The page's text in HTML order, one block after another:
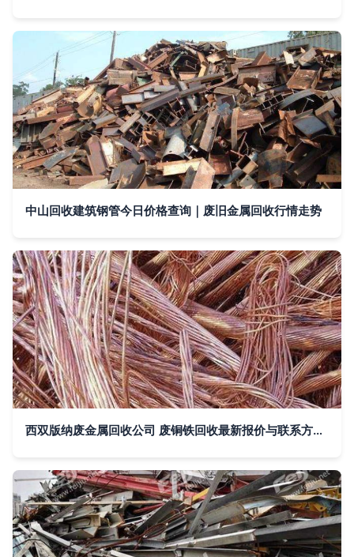
中山回收建筑钢管今日价格查询｜废旧金属回收行情走势
西双版纳废金属回收公司 废铜铁回收最新报价与联系方式揭秘（13125171605）